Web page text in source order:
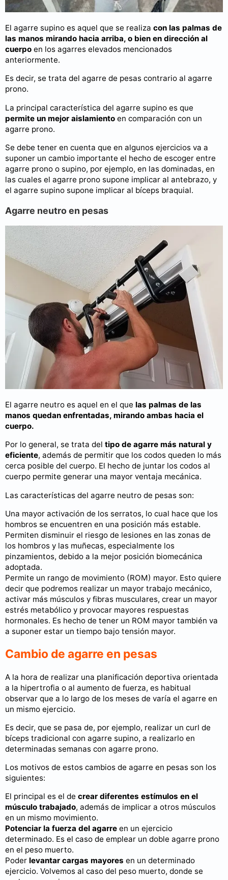
El agarre supino es aquel que se realiza con las palmas de
las manos mirando hacia arriba, o bien en dirección al
cuerpo en los agarres elevados mencionados
anteriormente.
Es decir, se trata del agarre de pesas contrario al agarre
prono.
La principal característica del agarre supino es que
permite un mejor aislamiento en comparación con un
agarre prono.
Se debe tener en cuenta que en algunos ejercicios va a
suponer un cambio importante el hecho de escoger entre
agarre prono o supino, por ejemplo, en las dominadas, en
las cuales el agarre prono supone implicar al antebrazo, y
el agarre supino supone implicar al bíceps braquial.
Agarre neutro en pesas
El agarre neutro es aquel en el que las palmas de las
manos quedan enfrentadas, mirando ambas hacia el
cuerpo.
Por lo general, se trata del tipo de agarre más natural y
eficiente, además de permitir que los codos queden lo más
cerca posible del cuerpo. El hecho de juntar los codos al
cuerpo permite generar una mayor ventaja mecánica.
Las características del agarre neutro de pesas son:
Una mayor activación de los serratos, lo cual hace que los
hombros se encuentren en una posición más estable.
Permiten disminuir el riesgo de lesiones en las zonas de
los hombros y las muñecas, especialmente los
pinzamientos, debido a la mejor posición biomecánica
adoptada.
Permite un rango de movimiento (ROM) mayor. Esto quiere
decir que podremos realizar un mayor trabajo mecánico,
activar más músculos y fibras musculares, crear un mayor
estrés metabólico y provocar mayores respuestas
hormonales. Es hecho de tener un ROM mayor también va
a suponer estar un tiempo bajo tensión mayor.
Cambio de agarre en pesas
A la hora de realizar una planificación deportiva orientada
a la hipertrofia o al aumento de fuerza, es habitual
observar que a lo largo de los meses de varía el agarre en
un mismo ejercicio.
Es decir, que se pasa de, por ejemplo, realizar un curl de
bíceps tradicional con agarre supino, a realizarlo en
determinadas semanas con agarre prono.
Los motivos de estos cambios de agarre en pesas son los
siguientes:
El principal es el de crear diferentes estímulos en el
músculo trabajado, además de implicar a otros músculos
en un mismo movimiento.
Potenciar la fuerza del agarre en un ejercicio
determinado. Es el caso de emplear un doble agarre prono
en el peso muerto.
Poder levantar cargas mayores en un determinado
ejercicio. Volvemos al caso del peso muerto, donde se